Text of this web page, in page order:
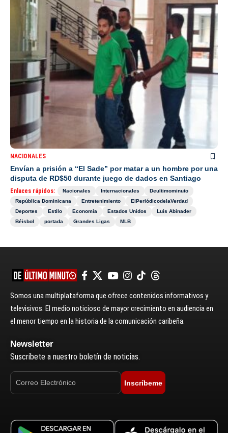
NACIONALES
Envían a prisión a “El Sade” por matar a un hombre por una
disputa de RD$50 durante juego de dados en Santiago
Enlaces rápidos: Nacionales Internacionales
Deultimominuto
República Dominicana
Entretenimiento
ElPeriódicodelaVerdad
Deportes
Estilo Economía Estados Unidos
Luis Abinader
Béisbol
portada Grandes Ligas MLB
Somos una multiplataforma que ofrece contenidos informativos y
televisivos. El medio noticioso de mayor crecimiento en audiencia en
el menor tiempo en la historia de la comunicación caribeña.
Newsletter
Suscríbete a nuestro boletín de noticias.
Inscríbeme